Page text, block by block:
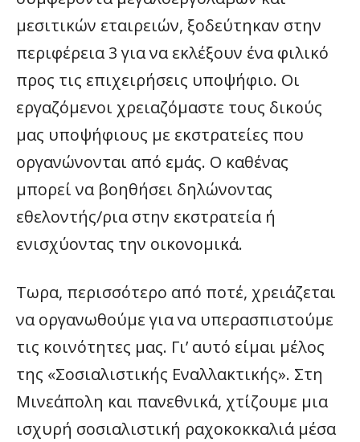
μεσιτικών εταιρειών, ξοδεύτηκαν στην
περιφέρεια 3 για να εκλέξουν ένα φιλικό
προς τις επιχειρήσεις υποψήφιο. Οι
εργαζόμενοι χρειαζόμαστε τους δικούς
μας υποψήφιους με εκστρατείες που
οργανώνονται από εμάς. Ο καθένας
μπορεί να βοηθήσει δηλώνοντας
εθελοντής/ρια στην εκστρατεία ή
ενισχύοντας την οικονομικά.
Τωρα, περισσότερο από ποτέ, χρειάζεται
να οργανωθούμε για να υπερασπιστούμε
τις κοινότητες μας. Γι’ αυτό είμαι μέλος
της «Σοσιαλιστικής Εναλλακτικής». Στη
Μινεάπολη και πανεθνικά, χτίζουμε μια
ισχυρή σοσιαλιστική ραχοκοκκαλιά μέσα